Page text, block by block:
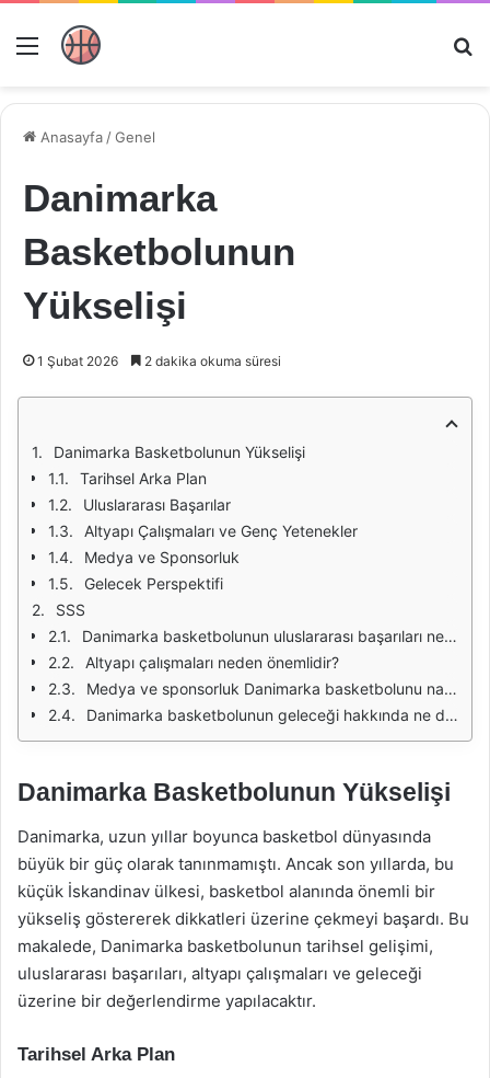
Menü
Anasayfa /Genel
Danimarka
Basketbolunun
Yükselişi
1 Şubat 2026 2 dakika okuma süresi
Danimarka Basketbolunun Yükselişi
Tarihsel Arka Plan
Uluslararası Başarılar
Altyapı Çalışmaları ve Genç Yetenekler
Medya ve Sponsorluk
Gelecek Perspektifi
SSS
Danimarka basketbolunun uluslararası başarıları nelerdir?
Altyapı çalışmaları neden önemlidir?
Medya ve sponsorluk Danimarka basketbolunu nasıl etkiliyor?
Danimarka basketbolunun geleceği hakkında ne düşünüyorsunuz?
Danimarka Basketbolunun Yükselişi
Danimarka, uzun yıllar boyunca basketbol dünyasında
büyük bir güç olarak tanınmamıştı. Ancak son yıllarda, bu
küçük İskandinav ülkesi, basketbol alanında önemli bir
yükseliş göstererek dikkatleri üzerine çekmeyi başardı. Bu
makalede, Danimarka basketbolunun tarihsel gelişimi,
uluslararası başarıları, altyapı çalışmaları ve geleceği
üzerine bir değerlendirme yapılacaktır.
Tarihsel Arka Plan